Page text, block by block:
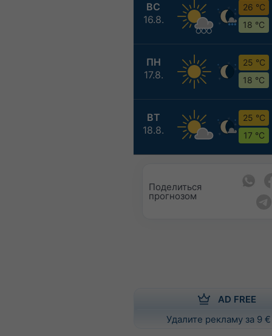
ВС
16.8.
26 °C
18 °C
ПН
17.8.
25 °C
18 °C
ВТ
18.8.
25 °C
17 °C
Поделиться
прогнозом
AD FREE
Удалите рекламу за 9 €